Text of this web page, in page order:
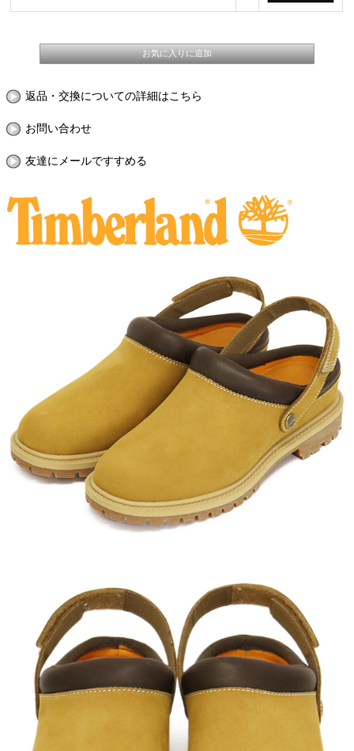
返品・交換についての詳細はこちら
お問い合わせ
友達にメールですすめる